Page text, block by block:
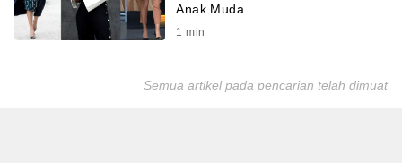
Anak Muda
1 min
Semua artikel pada pencarian telah dimuat